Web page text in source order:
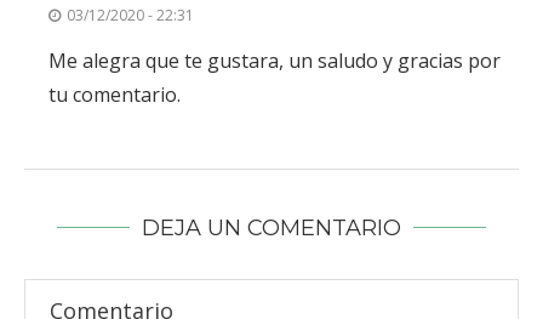
03/12/2020 - 22:31
Me alegra que te gustara, un saludo y gracias por
tu comentario.
DEJA UN COMENTARIO